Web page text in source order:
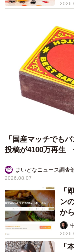
ユキちゃんのお顔が・
撮影）
「国産マッチでも
投稿が4100万再生
まいどなニュース調査
2026.08.07
「
ン
か
「